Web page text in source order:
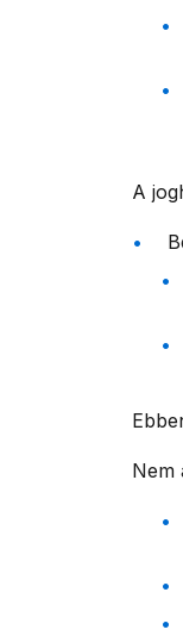
A
Nem